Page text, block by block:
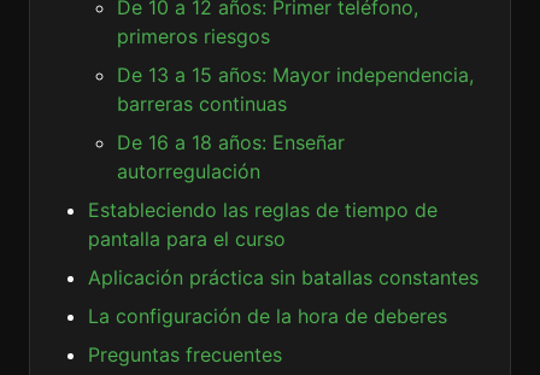
De 10 a 12 años: Primer teléfono,
primeros riesgos
De 13 a 15 años: Mayor independencia,
barreras continuas
De 16 a 18 años: Enseñar
autorregulación
Estableciendo las reglas de tiempo de
pantalla para el curso
Aplicación práctica sin batallas constantes
La configuración de la hora de deberes
Preguntas frecuentes